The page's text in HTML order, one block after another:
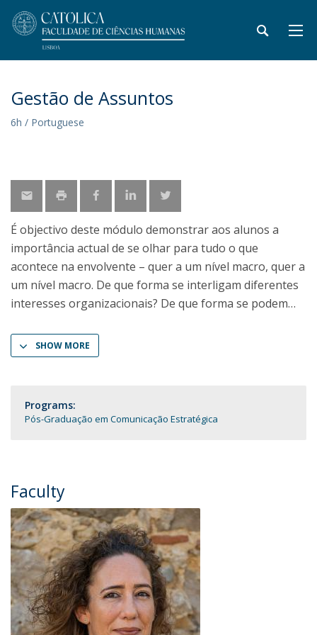
Gestão de Assuntos
6h / Portuguese
É objectivo deste módulo demonstrar aos alunos a
importância actual de se olhar para tudo o que
acontece na envolvente – quer a um nível macro, quer a
um nível macro. De que forma se interligam diferentes
interesses organizacionais? De que forma se podem
SHOW MORE
Programs:
Pós-Graduação em Comunicação Estratégica
Faculty